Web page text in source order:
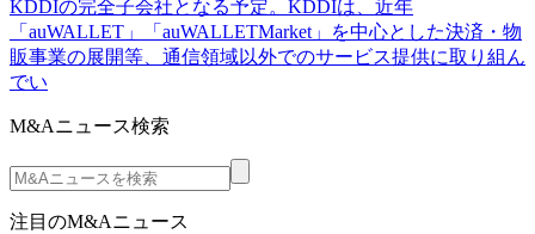
KDDIの完全子会社となる予定。KDDIは、近年
「auWALLET」「auWALLETMarket」を中心とした決済・物
販事業の展開等、通信領域以外でのサービス提供に取り組ん
でい
M&Aニュース検索
注目のM&Aニュース